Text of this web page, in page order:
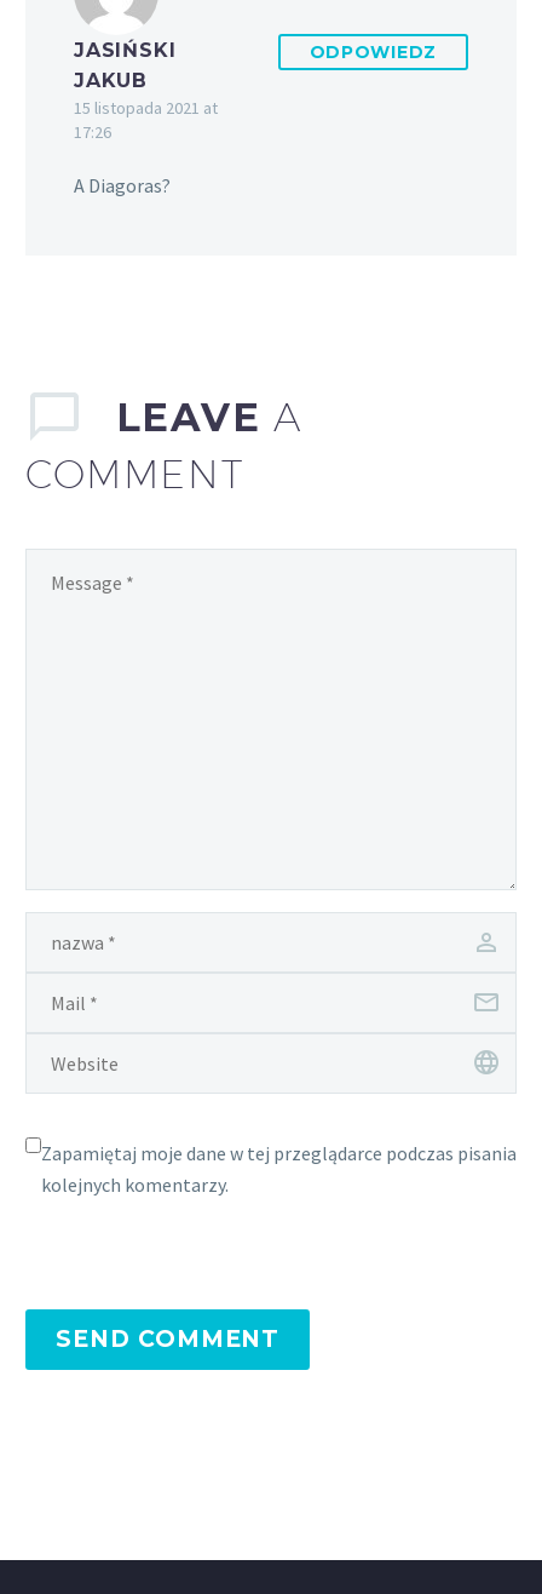
JASIŃSKI
JAKUB
15 listopada 2021 at
17:26
ODPOWIEDZ
A Diagoras?
LEAVEA
COMMENT
Zapamiętaj moje dane w tej przeglądarce podczas pisania
kolejnych komentarzy.
SEND COMMENT